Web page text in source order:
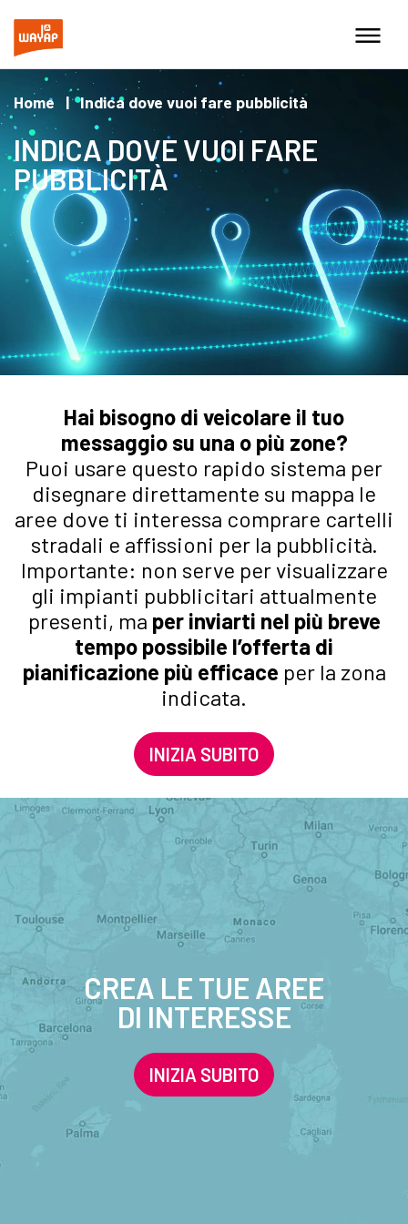
Home | Indica dove vuoi fare pubblicità
INDICA DOVE VUOI FARE
PUBBLICITÀ
Hai bisogno di veicolare il tuo
messaggio su una o più zone?
Puoi usare questo rapido sistema per
disegnare direttamente su mappa le
aree dove ti interessa comprare cartelli
stradali e affissioni per la pubblicità.
Importante: non serve per visualizzare
gli impianti pubblicitari attualmente
presenti, ma per inviarti nel più breve
tempo possibile l’offerta di
pianificazione più efficace per la zona
indicata.
INIZIA SUBITO
CREA LE TUE AREE
DI INTERESSE
INIZIA SUBITO